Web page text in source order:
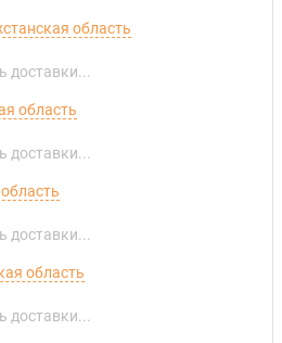
область
область
область